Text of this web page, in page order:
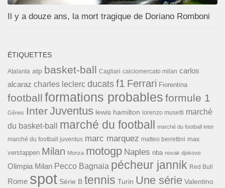
Il y a douze ans, la mort tragique de Doriano Romboni
ÉTIQUETTES
Atalanta atp basket-ball Cagliari calciomercato milan carlos
alcaraz charles leclerc ducats f1 Ferrari Fiorentina
football formations probables formule 1
Gênes InterJuventus lewis hamilton lorenzo musetti marché
du basket-ball
marché du football marché du football inter
marché du football juventus marc marquez matteo berrettini max
verstappen Milan Monza motogp Naples nba novak djokovic
Olimpia Milan Pecco Bagnaia pécheur jannik Red Bull
Rome spot Série B tennis Turin Une série Valentino